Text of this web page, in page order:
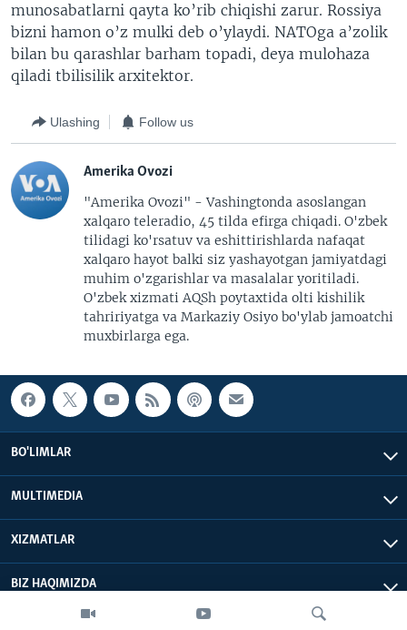
munosabatlarni qayta ko’rib chiqishi zarur. Rossiya
bizni hamon o’z mulki deb o’ylaydi. NATOga a’zolik
bilan bu qarashlar barham topadi, deya mulohaza
qiladi tbilisilik arxitektor.
Ulashing Follow us
Amerika Ovozi
"Amerika Ovozi" - Vashingtonda asoslangan
xalqaro teleradio, 45 tilda efirga chiqadi. O'zbek
tilidagi ko'rsatuv va eshittirishlarda nafaqat
xalqaro hayot balki siz yashayotgan jamiyatdagi
muhim o'zgarishlar va masalalar yoritiladi.
O'zbek xizmati AQSh poytaxtida olti kishilik
tahririyatga va Markaziy Osiyo bo'ylab jamoatchi
muxbirlarga ega.
BO'LIMLAR
MULTIMEDIA
XIZMATLAR
BIZ HAQIMIZDA